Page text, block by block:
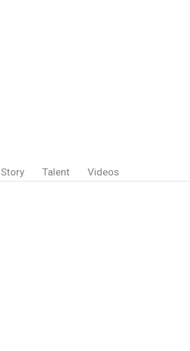
Story Talent Videos